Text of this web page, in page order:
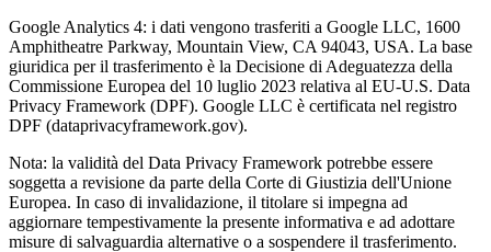
Google Analytics 4: i dati vengono trasferiti a Google LLC, 1600
Amphitheatre Parkway, Mountain View, CA 94043, USA. La base
giuridica per il trasferimento è la Decisione di Adeguatezza della
Commissione Europea del 10 luglio 2023 relativa al EU-U.S. Data
Privacy Framework (DPF). Google LLC è certificata nel registro
DPF (dataprivacyframework.gov).
Nota: la validità del Data Privacy Framework potrebbe essere
soggetta a revisione da parte della Corte di Giustizia dell'Unione
Europea. In caso di invalidazione, il titolare si impegna ad
aggiornare tempestivamente la presente informativa e ad adottare
misure di salvaguardia alternative o a sospendere il trasferimento.